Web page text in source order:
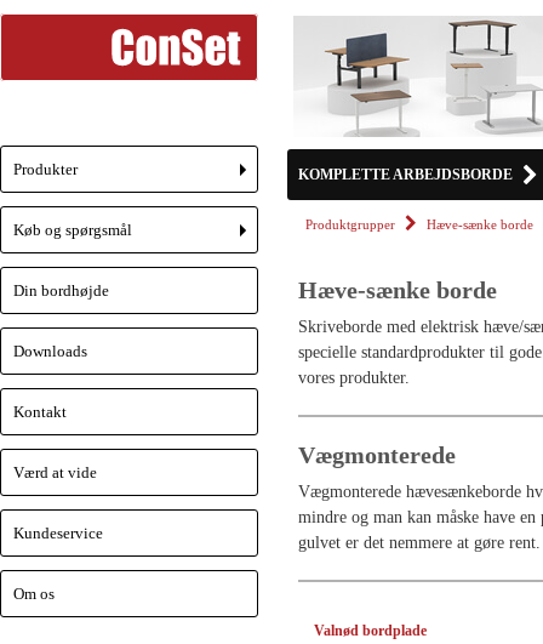
KOMPLETTE ARBEJDSBORDE
Produktgrupper Hæve-sænke borde
Hæve-sænke borde
Skriveborde med elektrisk hæve/
specielle standardprodukter til
vores produkter.
Vægmonterede
Vægmonterede hævesænkeborde
mindre og man kan måske have
gulvet er det nemmere at gøre rent.
Valnød bordplade
+
Produkter
+
Køb og spørgsmål
Din bordhøjde
Downloads
Kontakt
Værd at vide
Kundeservice
Om os